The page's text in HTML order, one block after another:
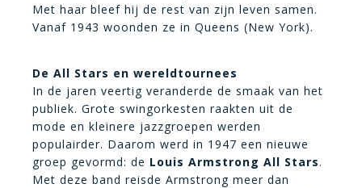
Met haar bleef hij de rest van zijn leven samen.
Vanaf 1943 woonden ze in Queens (New York).
De All Stars en wereldtournees
In de jaren veertig veranderde de smaak van het
publiek. Grote swingorkesten raakten uit de
mode en kleinere jazzgroepen werden
populairder. Daarom werd in 1947 een nieuwe
groep gevormd: de Louis Armstrong All Stars.
Met deze band reisde Armstrong meer dan